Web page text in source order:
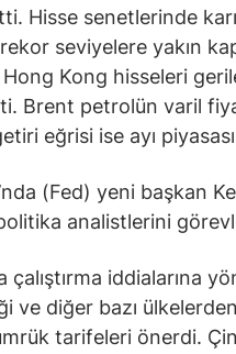
Hisse senetlerinde
seviyelere yakın
Kong hisseleri
Brent petrolün varil
eğrisi ise ayı
(Fed) yeni başkan
analistlerini
iddialarına
ve diğer bazı
tarifeleri önerdi.